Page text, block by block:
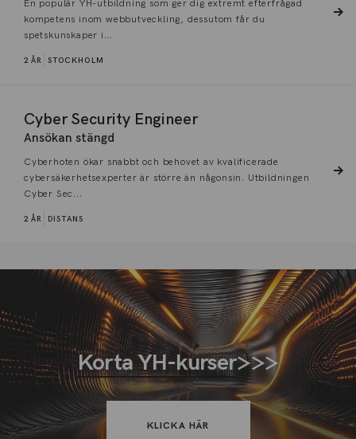
En populär YH-utbildning som ger dig extremt efterfrågad
kompetens inom webbutveckling, dessutom får du
spetskunskaper i...
2 ÅR STOCKHOLM
Cyber Security Engineer
Ansökan stängd
Cyberhoten ökar snabbt och behovet av kvalificerade
cybersäkerhetsexperter är större än någonsin. Utbildningen
Cyber Sec...
2 ÅR DISTANS
Korta YH-kurser>>>
KLICKA HÄR